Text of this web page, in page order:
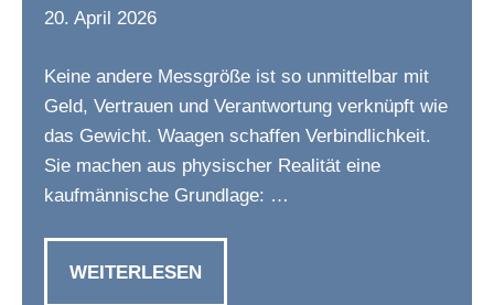
20. April 2026
Keine andere Messgröße ist so unmittelbar mit
Geld, Vertrauen und Verantwortung verknüpft wie
das Gewicht. Waagen schaffen Verbindlichkeit.
Sie machen aus physischer Realität eine
kaufmännische Grundlage: …
WEITERLESEN